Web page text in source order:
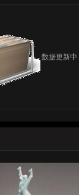
数据更新中